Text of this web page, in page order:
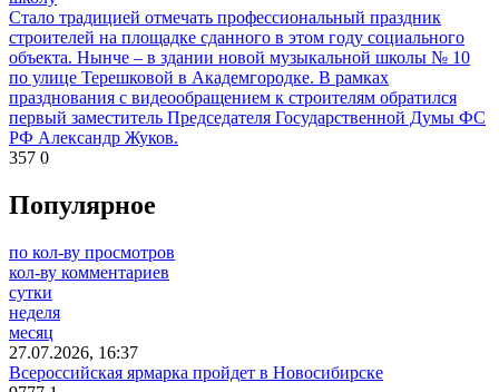
Стало традицией отмечать профессиональный праздник
строителей на площадке сданного в этом году социального
объекта. Нынче – в здании новой музыкальной школы № 10
по улице Терешковой в Академгородке. В рамках
празднования с видеообращением к строителям обратился
первый заместитель Председателя Государственной Думы ФС
РФ Александр Жуков.
357 0
Популярное
по кол-ву просмотров
кол-ву комментариев
сутки
неделя
месяц
27.07.2026, 16:37
Всероссийская ярмарка пройдет в Новосибирске